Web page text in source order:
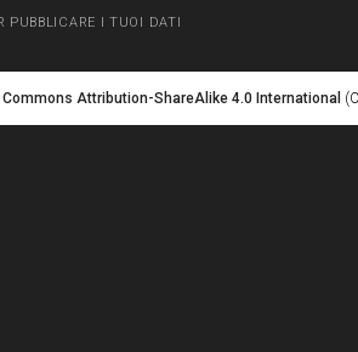
PUBBLICARE I TUOI DATI
Commons Attribution-ShareAlike 4.0 International